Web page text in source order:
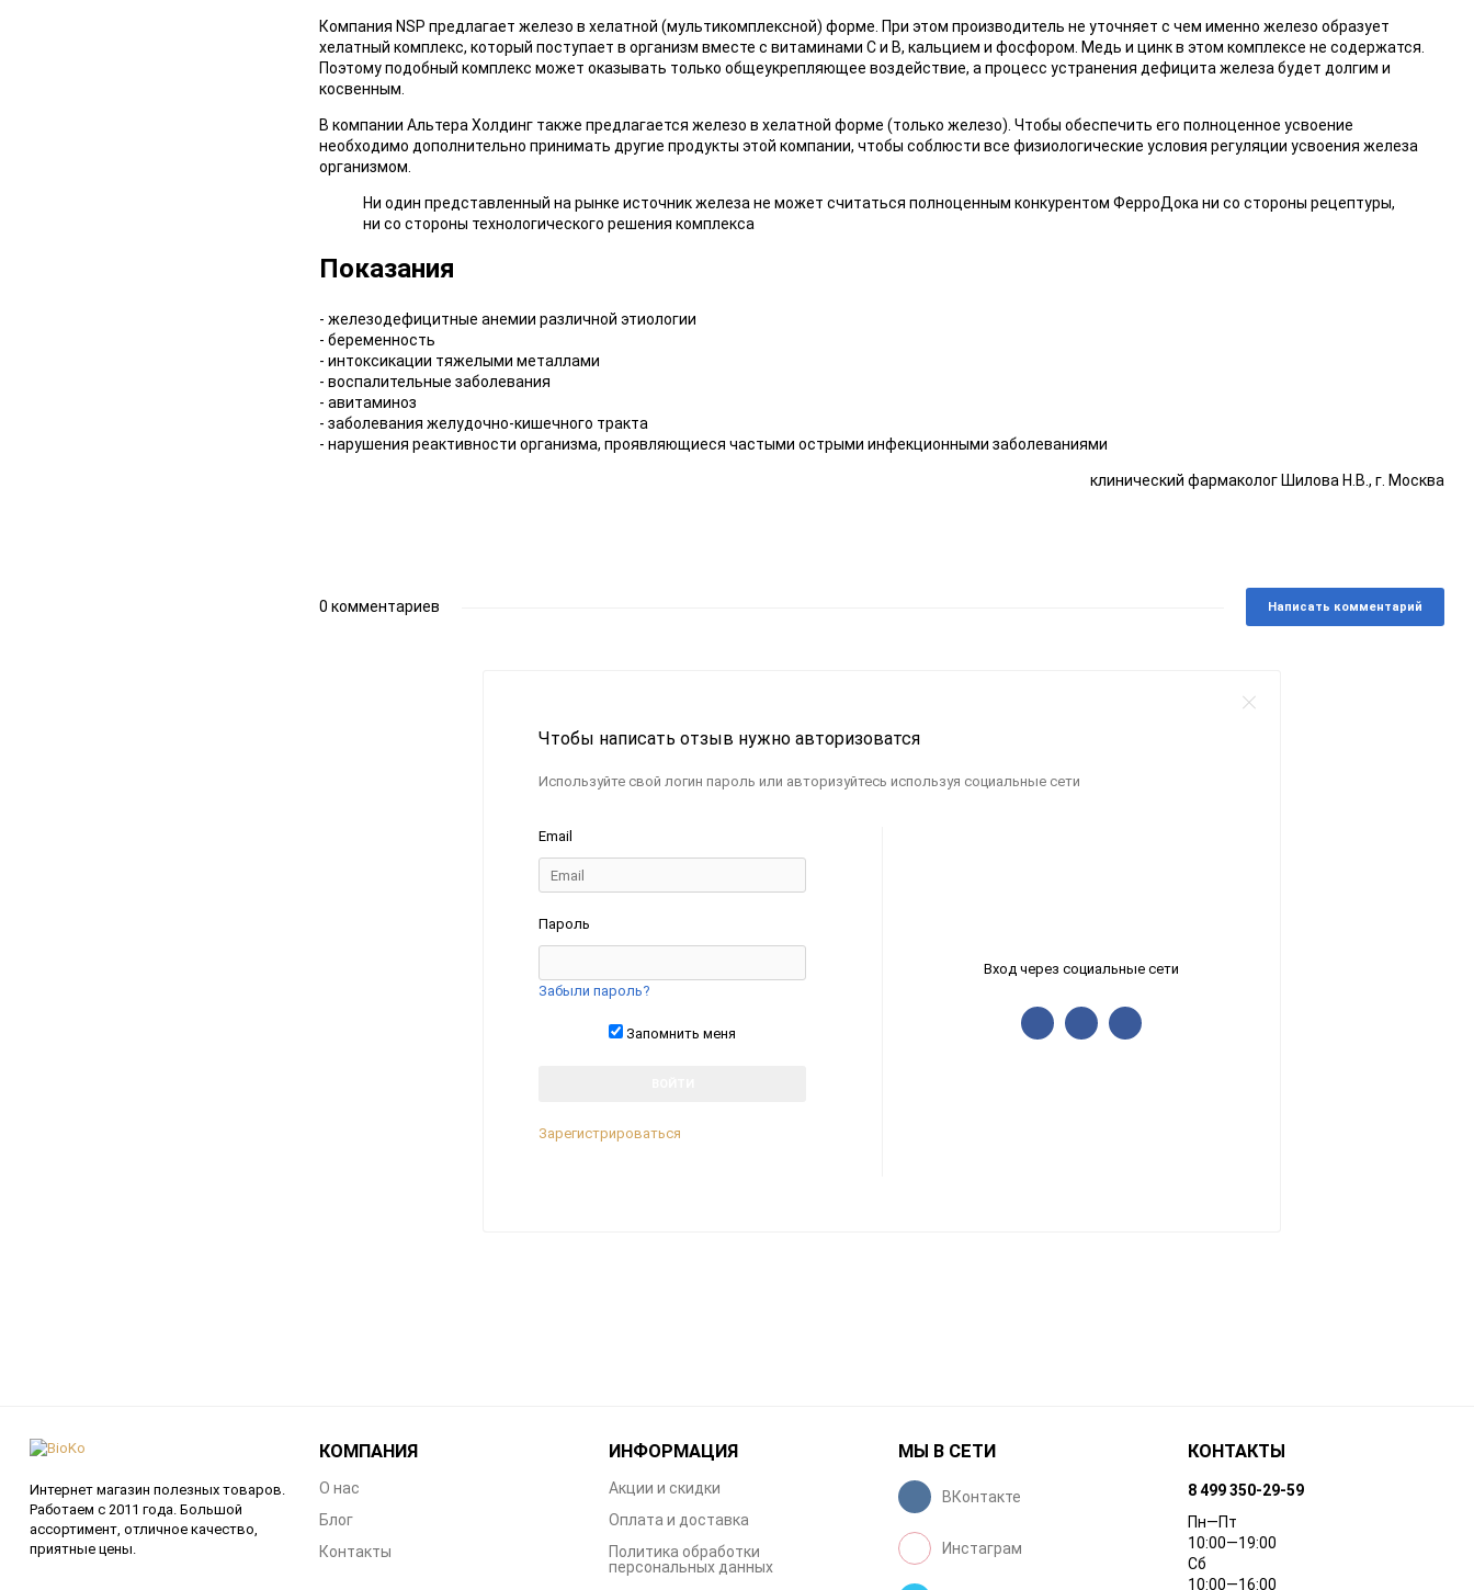
Компания NSP предлагает железо в хелатной (мультикомплексной) форме. При этом производитель не уточняет с чем именно железо образует
хелатный комплекс, который поступает в организм вместе с витаминами С и В, кальцием и фосфором. Медь и цинк в этом комплексе не содержатся.
Поэтому подобный комплекс может оказывать только общеукрепляющее воздействие, а процесс устранения дефицита железа будет долгим и
косвенным.
В компании Альтера Холдинг также предлагается железо в хелатной форме (только железо). Чтобы обеспечить его полноценное усвоение
необходимо дополнительно принимать другие продукты этой компании, чтобы соблюсти все физиологические условия регуляции усвоения железа
организмом.
Ни один представленный на рынке источник железа не может считаться полноценным конкурентом ФерроДока ни со стороны рецептуры,
ни со стороны технологического решения комплекса
Показания
- железодефицитные анемии различной этиологии
- беременность
- интоксикации тяжелыми металлами
- воспалительные заболевания
- авитаминоз
- заболевания желудочно-кишечного тракта
- нарушения реактивности организма, проявляющиеся частыми острыми инфекционными заболеваниями
клинический фармаколог Шилова Н.В., г. Москва
0 комментариев Написать комментарий
Чтобы написать отзыв нужно авторизоватся
Используйте свой логин пароль или авторизуйтесь используя социальные сети
Email
Пароль
Забыли пароль?
Запомнить меня
Зарегистрироваться
Вход через социальные сети
Интернет магазин полезных товаров.
Работаем с 2011 года. Большой
ассортимент, отличное качество,
приятные цены.
КОМПАНИЯ
О нас
Блог
Контакты
ИНФОРМАЦИЯ
Акции и скидки
Оплата и доставка
Политика обработки
персональных данных
МЫ В СЕТИ
ВКонтакте
Инстаграм
КОНТАКТЫ
8 499 350-29-59
Пн—Пт
10:00—19:00
Сб
10:00—16:00